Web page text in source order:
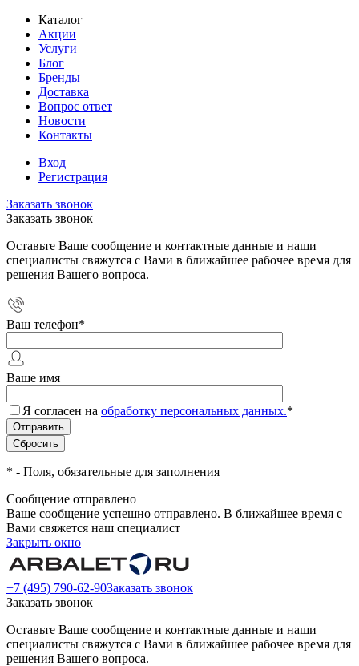
Каталог
Акции
Услуги
Блог
Бренды
Доставка
Вопрос ответ
Новости
Контакты
Вход
Регистрация
Заказать звонок
Заказать звонок
Оставьте Ваше сообщение и контактные данные и наши
специалисты свяжутся с Вами в ближайшее рабочее время для
решения Вашего вопроса.
Ваш телефон*
Ваше имя
Я согласен на обработку персональных данных.*
* - Поля, обязательные для заполнения
Сообщение отправлено
Ваше сообщение успешно отправлено. В ближайшее время с
Вами свяжется наш специалист
Закрыть окно
+7 (495) 790-62-90Заказать звонок
Заказать звонок
Оставьте Ваше сообщение и контактные данные и наши
специалисты свяжутся с Вами в ближайшее рабочее время для
решения Вашего вопроса.